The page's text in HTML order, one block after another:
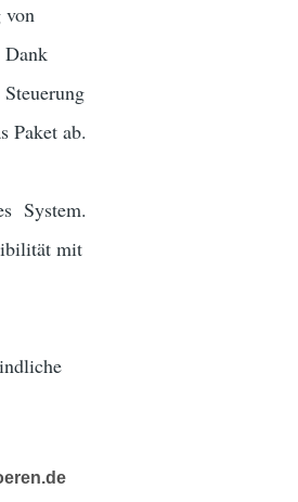
von
Dank
Paket ab.
System.
mit